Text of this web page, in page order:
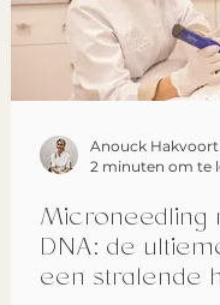
Anouck Hakvoort
2 minuten om te
DNA: de
een stralende